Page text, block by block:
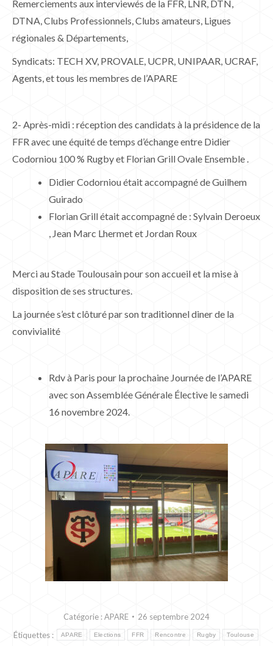
Remerciements aux interviewés de la FFR, LNR, DTN,
DTNA, Clubs Professionnels, Clubs amateurs, Ligues
régionales & Départements,
Syndicats: TECH XV, PROVALE, UCPR, UNIPAAR, UCRAF,
Agents, et tous les membres de l’APARE
2- Après-midi : réception des candidats à la présidence de la
FFR avec une équité de temps d’échange entre Didier
Codorniou 100 % Rugby et Florian Grill Ovale Ensemble .
Didier Codorniou était accompagné de Guilhem
Guirado
Florian Grill était accompagné de : Sylvain Deroeux
, Jean Marc Lhermet et Jordan Roux
Merci au Stade Toulousain pour son accueil et la mise à
disposition de ses structures.
La journée s’est clôturé par son traditionnel diner de la
convivialité
Rdv à Paris pour la prochaine Journée de l’APARE
avec son Assemblée Générale Élective le samedi
16 novembre 2024.
Catégorie :APARE
26 septembre 2024
Étiquettes :
APARE Elections FFR Rencontre Rugby Toulouse